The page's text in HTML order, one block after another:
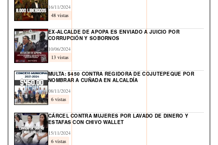
16/11/2024
48 vistas
EX-ALCALDE DE APOPA ES ENVIADO A JUICIO POR
CORRUPCIÓN Y SOBORNOS
10/06/2024
13 vistas
MULTA: $450 CONTRA REGIDORA DE COJUTEPEQUE POR
NOMBRAR A CUÑADA EN ALCALDÍA
08/11/2024
6 vistas
CÁRCEL CONTRA MUJERES POR LAVADO DE DINERO Y
ESTAFAS CON CHIVO WALLET
15/11/2024
6 vistas